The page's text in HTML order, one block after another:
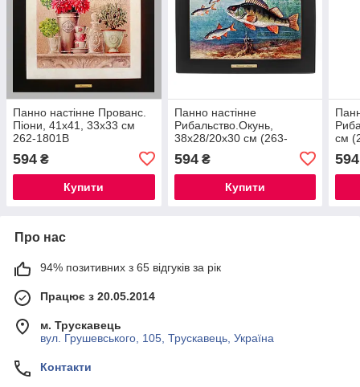
Панно настінне Прованс.
Піони, 41х41, 33х33 см
262-1801B
594 ₴
Купити
Панно настінне
Рибальство.Окунь,
38х28/20х30 см (263-
594₴
Купити
см
594
Про нас
94% позитивних з 65 відгуків за рік
Працює з 20.05.2014
м. Трускавець
вул. Грушевського, 105, Трускавець, Україна
Контакти